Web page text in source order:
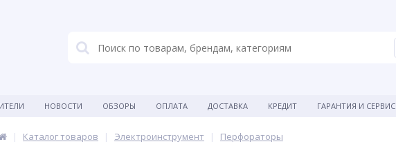
НОВОСТИ ОБЗОРЫ ОПЛАТА ДОСТАВКА КРЕДИТ ГАРАНТИЯ И СЕРВИС
Каталог товаров Электроинструмент
Перфораторы